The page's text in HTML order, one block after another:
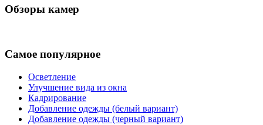
Обзоры камер
Самое популярное
Осветление
Улучшение вида из окна
Кадрирование
Добавление одежды (белый вариант)
Добавление одежды (черный вариант)